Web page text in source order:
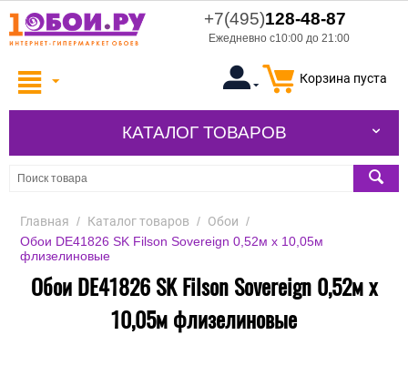
+7(495)128-48-87
Ежедневно с10:00 до 21:00
Корзина пуста
КАТАЛОГ ТОВАРОВ
Главная / Каталог товаров / Обои /
Обои DE41826 SK Filson Sovereign 0,52м х 10,05м
флизелиновые
Обои DE41826 SK Filson Sovereign 0,52м х
10,05м флизелиновые